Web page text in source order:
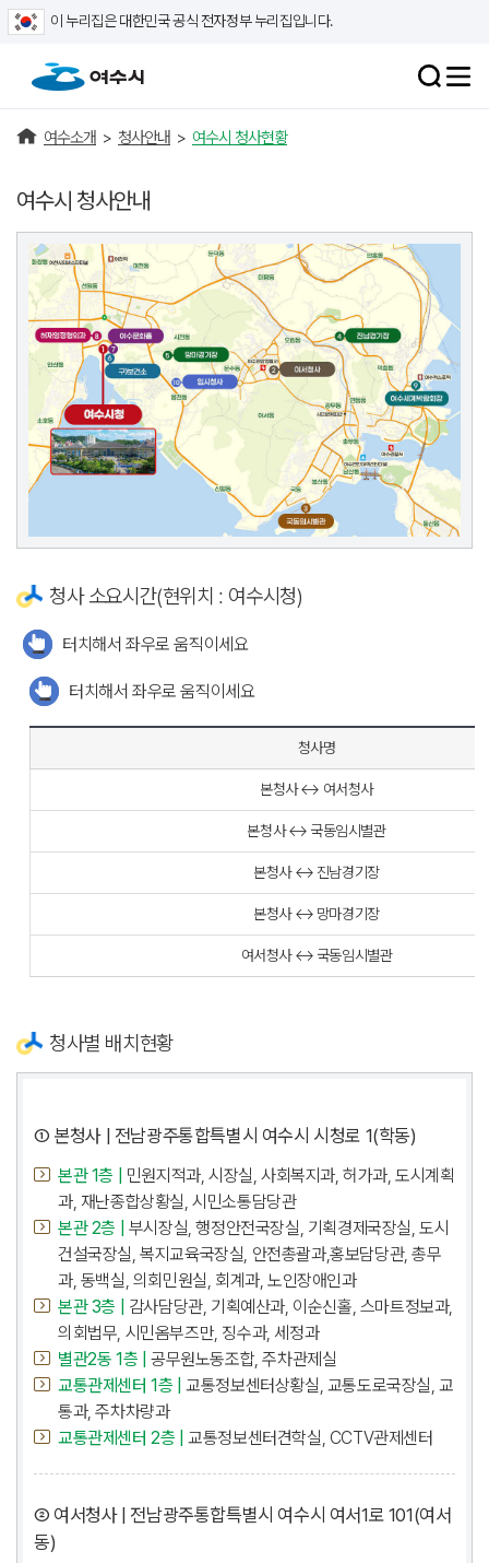
이 누리집은 대한민국 공식 전자정부 누리집입니다.
여수소개 > 청사안내 > 여수시 청사현황
여수시 청사안내
청사 소요시간(현위치 : 여수시청)
터치해서 좌우로 움직이세요
터치해서 좌우로 움직이세요
청사명
본청사 ↔ 여서청사
본청사 ↔ 국동임시별관
본청사 ↔ 진남경기장
본청사 ↔ 망마경기장
여서청사 ↔ 국동임시별관
청사별 배치현황
① 본청사 | 전남광주통합특별시 여수시 시청로 1(학동)
본관 1층 |
민원지적과, 시장실, 사회복지과, 허가과, 도시계획
과, 재난종합상황실, 시민소통담당관
본관 2층 |
부시장실, 행정안전국장실, 기획경제국장실, 도시
건설국장실, 복지교육국장실, 안전총괄과,홍보담당관, 총무
과, 동백실, 의회민원실, 회계과, 노인장애인과
본관 3층 |
감사담당관, 기획예산과, 이순신홀, 스마트정보과,
의회법무, 시민옴부즈만, 징수과, 세정과
별관2동 1층 |
공무원노동조합, 주차관제실
교통관제센터 1층 |
교통정보센터상황실, 교통도로국장실, 교
통과, 주차차량과
교통관제센터 2층 |
교통정보센터견학실, CCTV관제센터
② 여서청사 | 전남광주통합특별시 여수시 여서1로 101(여서
동)